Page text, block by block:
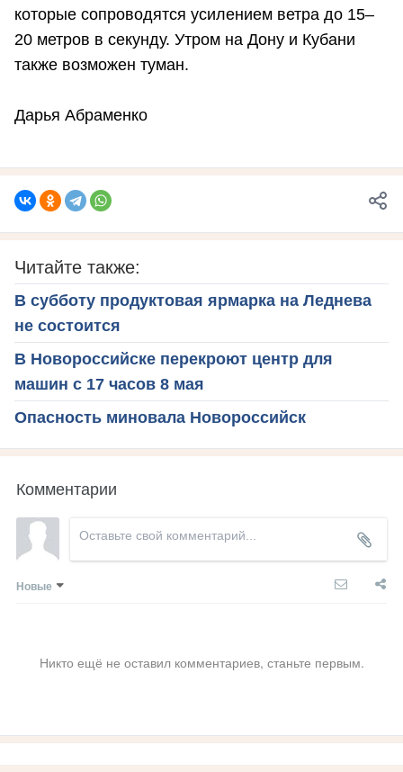
которые сопроводятся усилением ветра до 15–
20 метров в секунду. Утром на Дону и Кубани
также возможен туман.
Дарья Абраменко
Читайте также:
В субботу продуктовая ярмарка на Леднева
не состоится
В Новороссийске перекроют центр для
машин с 17 часов 8 мая
Опасность миновала Новороссийск
Комментарии
Новые
Никто ещё не оставил комментариев, станьте первым.